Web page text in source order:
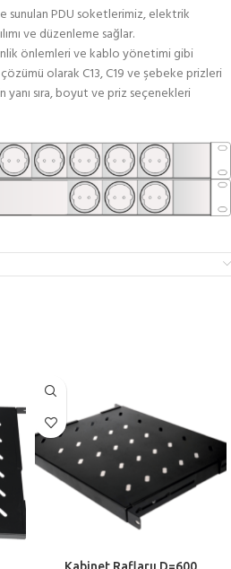
sunulan PDU soketlerimiz, elektrik
ve düzenleme sağlar.
önlemleri ve kablo yönetimi gibi
olarak C13, C19 ve şebeke prizleri
sıra, boyut ve priz seçenekleri